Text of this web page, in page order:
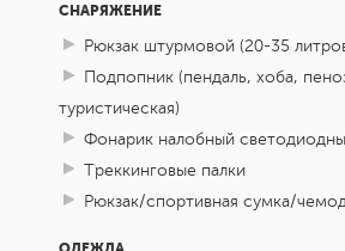
СНАРЯЖЕНИЕ
Рюкзак штурмовой (20-35
Подпопник (пендаль, хоба,
туристическая)
Фонарик налобный
Треккинговые палки
Рюкзак/спортивная сумка/